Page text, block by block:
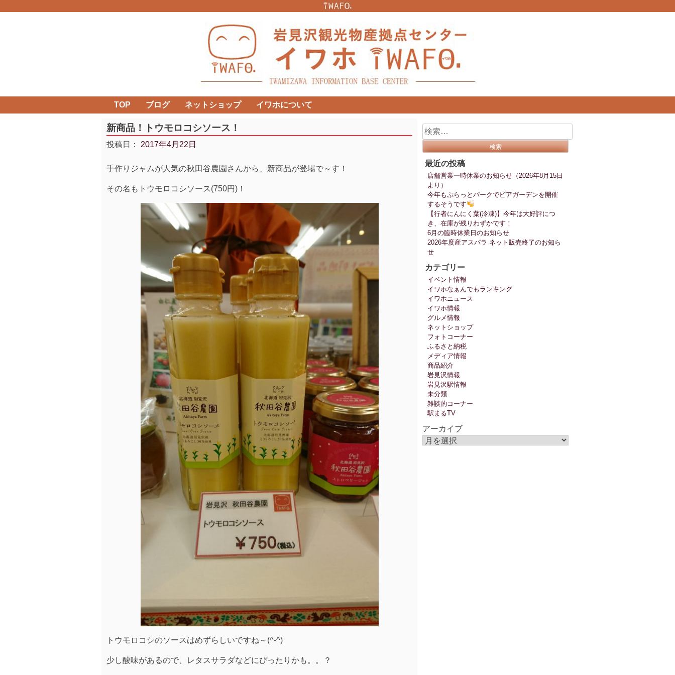
TOP ブログ ネットショップ イワホについて
新商品！トウモロコシソース！
投稿日： 2017年4月22日
手作りジャムが人気の秋田谷農園さんから、新商品が登場で～す！
その名もトウモロコシソース(750円)！
トウモロコシのソースはめずらしいですね～(^-^)
少し酸味があるので、レタスサラダなどにぴったりかも。。？
検
索:
最近の投稿
店舗営業一時休業のお知らせ（2026年8月15日
より）
今年もぷらっとパークでビアガーデンを開催
するそうです
【行者にんにく葉(冷凍)】今年は大好評につ
き、在庫が残りわずかです！
6月の臨時休業日のお知らせ
2026年度産アスパラ ネット販売終了のお知ら
せ
カテゴリー
イベント情報
イワホなぁんでもランキング
イワホニュース
イワホ情報
グルメ情報
ネットショップ
フォトコーナー
ふるさと納税
メディア情報
商品紹介
岩見沢情報
岩見沢駅情報
未分類
雑談的コーナー
駅まるTV
アーカイブ